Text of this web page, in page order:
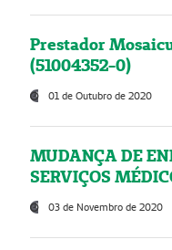
Prestador
(51004352-0)
01 de Outubro de 2020
MUDANÇA DE
SERVIÇOS
03 de Novembro de 2020